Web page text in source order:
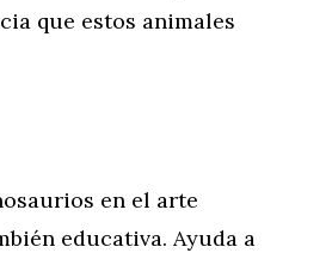
que estos animales
en el arte
educativa. Ayuda a